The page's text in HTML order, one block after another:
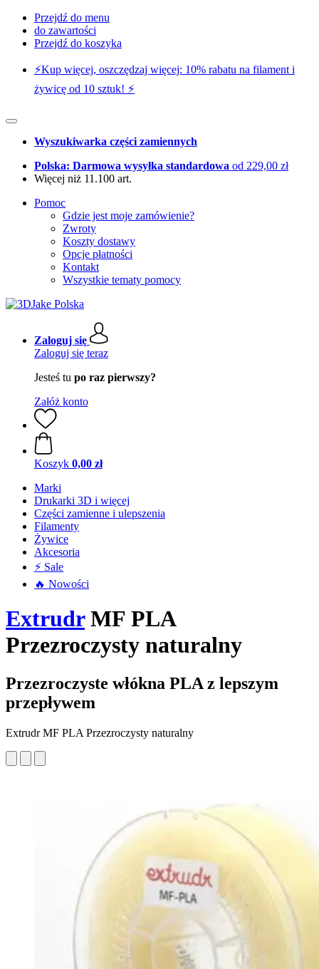
Przejdź do menu
do zawartości
Przejdź do koszyka
⚡️Kup więcej, oszczędzaj więcej: 10% rabatu na filament i
żywicę od 10 sztuk! ⚡️
Wyszukiwarka części zamiennych
Polska: Darmowa wysyłka standardowa od 229,00 zł
Więcej niż 11.100 art.
Pomoc
Gdzie jest moje zamówienie?
Zwroty
Koszty dostawy
Opcje płatności
Kontakt
Wszystkie tematy pomocy
Zaloguj się
Zaloguj się teraz
Jesteś tu po raz pierwszy?
Załóż konto
Koszyk 0,00 zł
Marki
Drukarki 3D i więcej
Części zamienne i ulepszenia
Filamenty
Żywice
Akcesoria
⚡ Sale
🔥 Nowości
ExtrudrMF PLA
Przezroczysty naturalny
Przezroczyste włókna PLA z lepszym
przepływem
Extrudr MF PLA Przezroczysty naturalny